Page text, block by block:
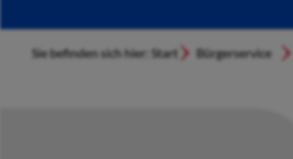
Sie befinden sich hier: Start Bürgerservice